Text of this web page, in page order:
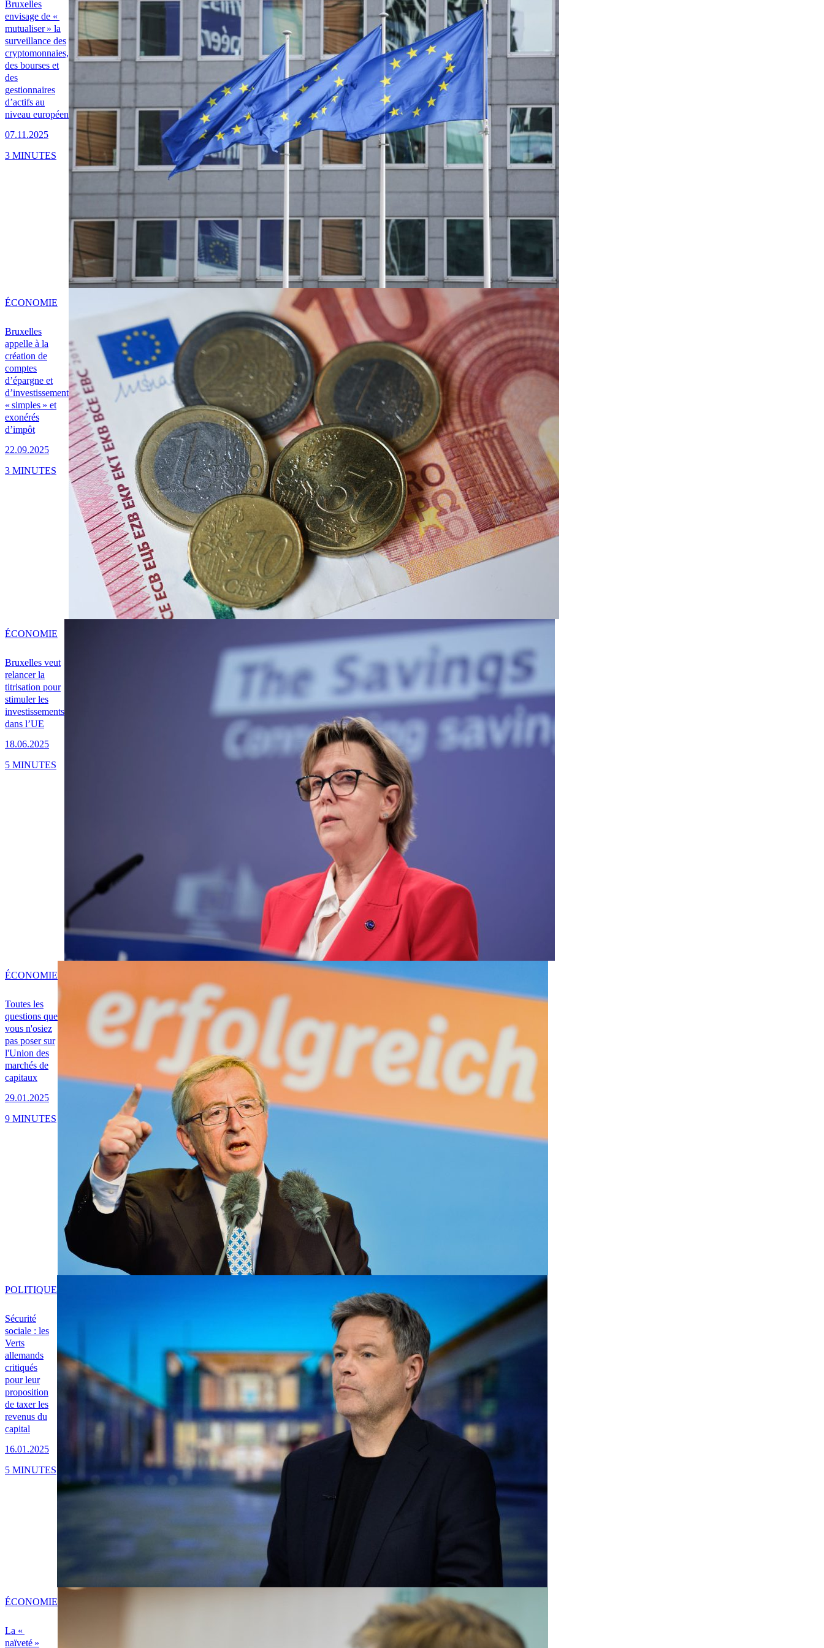
Bruxelles
envisage de «
mutualiser » la
surveillance des
cryptomonnaies,
des bourses et
des
gestionnaires
d’actifs au
niveau européen
07.11.2025
3 MINUTES
Bruxelles
appelle à la
création de
comptes
d’épargne et
d’investissement
« simples » et
exonérés
d’impôt
22.09.2025
ÉCONOMIE
3 MINUTES
Bruxelles veut
relancer la
titrisation pour
stimuler les
investissements
dans l’UE
18.06.2025
ÉCONOMIE
5 MINUTES
Toutes les
questions que
vous n'osiez
pas poser sur
l'Union des
marchés de
capitaux
29.01.2025
ÉCONOMIE
9 MINUTES
Sécurité
sociale : les
Verts
allemands
critiqués
pour leur
proposition
de taxer les
revenus du
capital
16.01.2025
POLITIQUE
5 MINUTES
La «
naïveté »
ÉCONOMIE